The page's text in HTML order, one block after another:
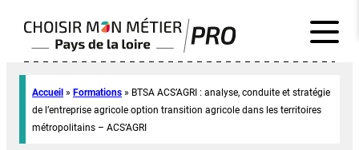
Accueil » Formations » BTSA ACS’AGRI : analyse, conduite et stratégie
de l’entreprise agricole option transition agricole dans les territoires
métropolitains – ACS’AGRI